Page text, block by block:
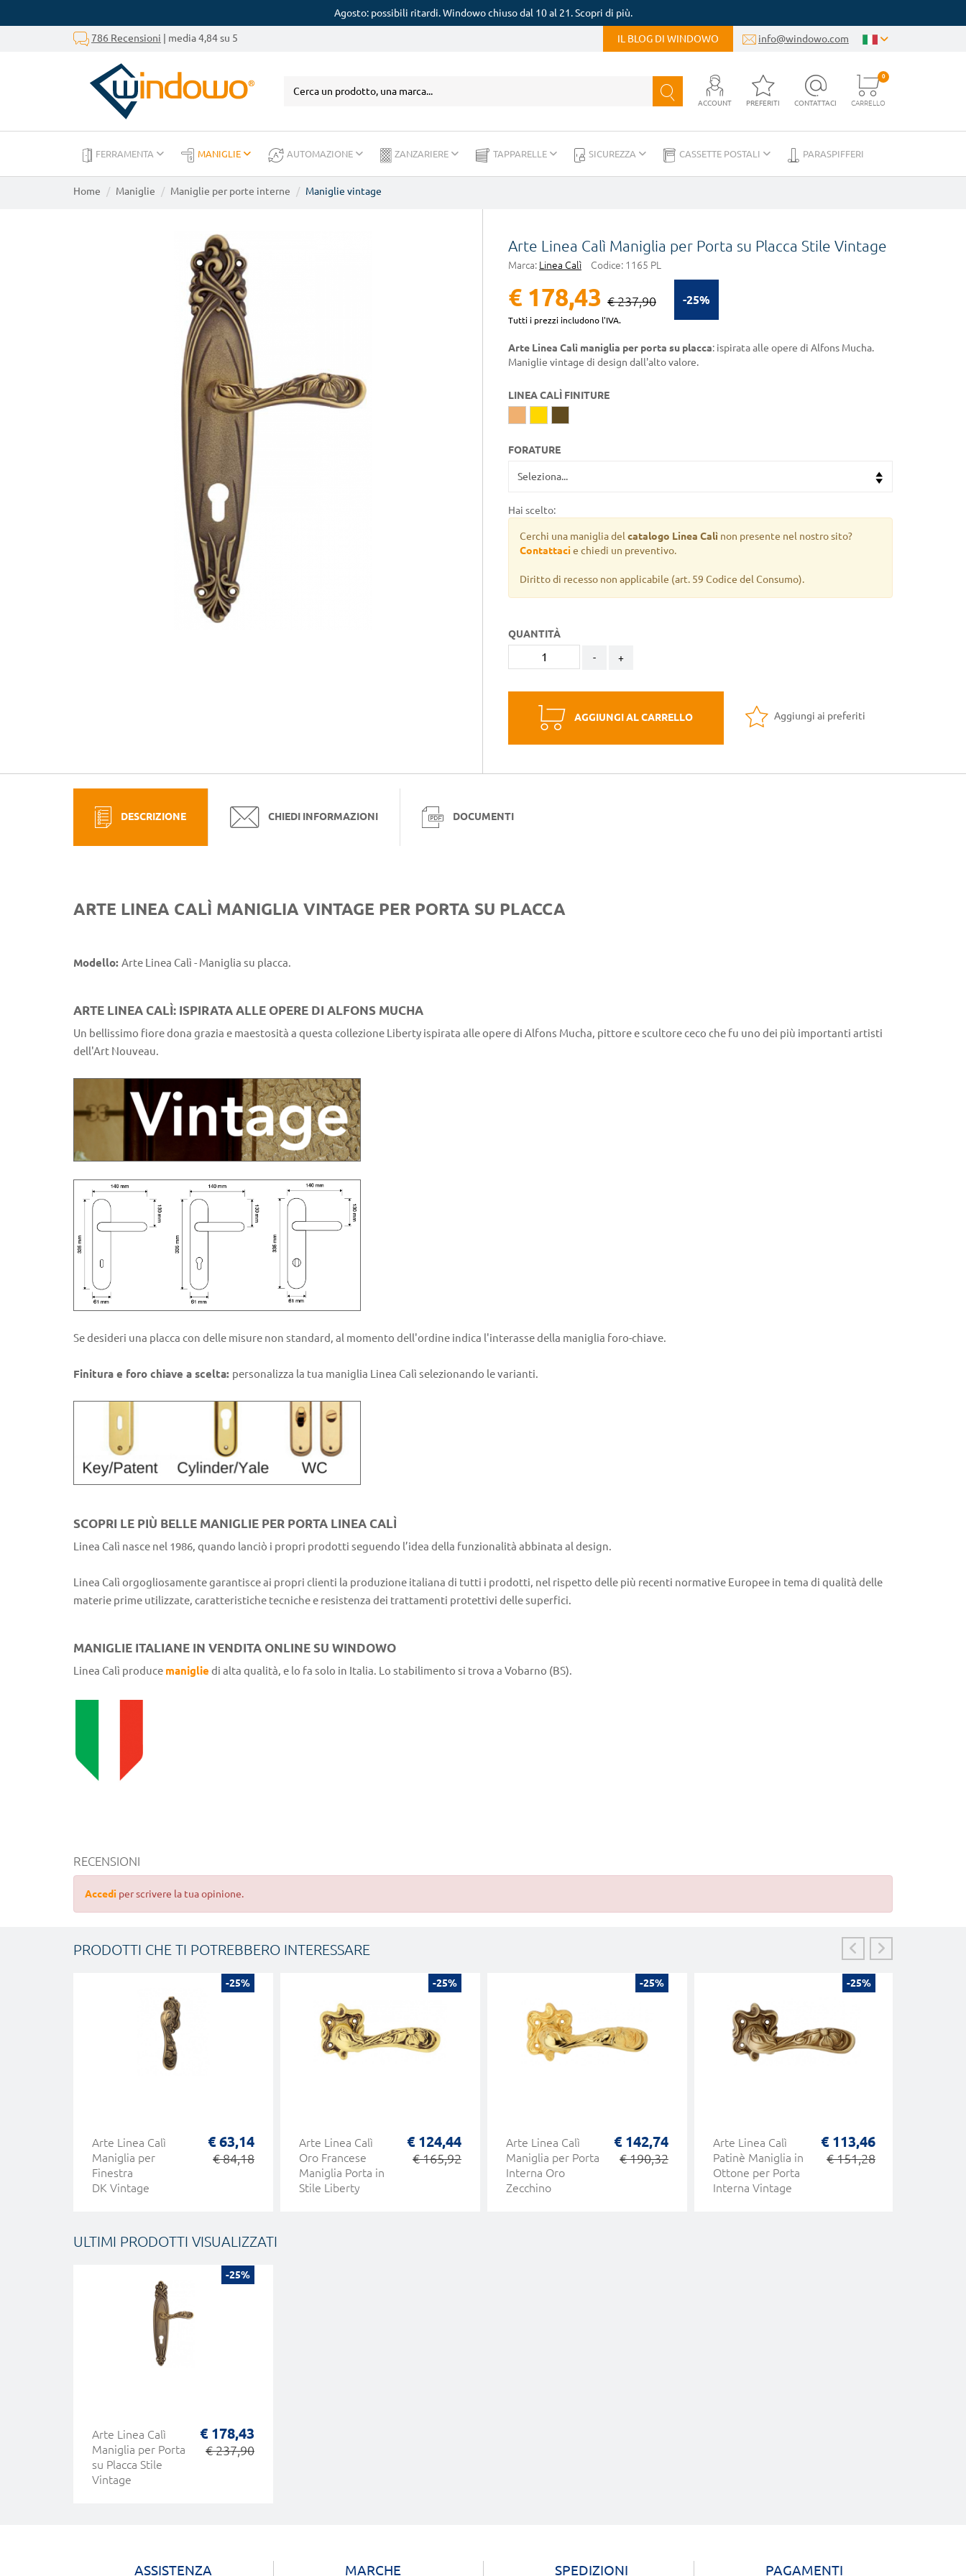
Agosto: possibili ritardi. Windowo chiuso dal 10 al 21. Scopri di più.
786 Recensioni | media 4,84 su 5 IL BLOG DI WINDOWO info@windowo.com
ACCOUNT PREFERITI CONTATTACI CARRELLO
0
FERRAMENTA MANIGLIE AUTOMAZIONE ZANZARIERE TAPPARELLE SICUREZZA CASSETTE POSTALI PARASPIFFERI
Home Maniglie Maniglie per porte interne Maniglie vintage
Arte Linea Calì Maniglia per Porta su Placca Stile Vintage
Marca: Linea Calì Codice: 1165 PL
-25%
€ 178,43 € 237,90
Tutti i prezzi includono l'IVA.
Arte Linea Calì maniglia per porta su placca: ispirata alle opere di Alfons Mucha.
Maniglie vintage di design dall'alto valore.
LINEA CALÌ FINITURE
FORATURE
Hai scelto:
Cerchi una maniglia del catalogo Linea Calì non presente nel nostro sito?
Contattacie chiedi un preventivo.
Diritto di recesso non applicabile (art. 59 Codice del Consumo).
QUANTITÀ
- +
AGGIUNGI AL CARRELLO Aggiungi ai preferiti
DESCRIZIONE CHIEDI INFORMAZIONI DOCUMENTI
ARTE LINEA CALÌ MANIGLIA VINTAGE PER PORTA SU PLACCA
Modello: Arte Linea Calì - Maniglia su placca.
ARTE LINEA CALÌ: ISPIRATA ALLE OPERE DI ALFONS MUCHA
Un bellissimo fiore dona grazia e maestosità a questa collezione Liberty ispirata alle opere di Alfons Mucha, pittore e scultore ceco che fu uno dei più importanti artisti
dell'Art Nouveau.
Se desideri una placca con delle misure non standard, al momento dell'ordine indica l'interasse della maniglia foro-chiave.
Finitura e foro chiave a scelta: personalizza la tua maniglia Linea Calì selezionando le varianti.
SCOPRI LE PIÙ BELLE MANIGLIE PER PORTA LINEA CALÌ
Linea Calì nasce nel 1986, quando lanciò i propri prodotti seguendo l’idea della funzionalità abbinata al design.
Linea Calì orgogliosamente garantisce ai propri clienti la produzione italiana di tutti i prodotti, nel rispetto delle più recenti normative Europee in tema di qualità delle
materie prime utilizzate, caratteristiche tecniche e resistenza dei trattamenti protettivi delle superfici.
MANIGLIE ITALIANE IN VENDITA ONLINE SU WINDOWO
Linea Calì produce maniglie di alta qualità, e lo fa solo in Italia. Lo stabilimento si trova a Vobarno (BS).
RECENSIONI
Accedi per scrivere la tua opinione.
PRODOTTI CHE TI POTREBBERO INTERESSARE
-25%
Arte Linea Calì
Maniglia per
Finestra
DK Vintage
€ 63,14
€ 84,18
-25%
Arte Linea Calì
Oro Francese
Maniglia Porta in
Stile Liberty
€ 124,44
€ 165,92
-25%
Arte Linea Calì
Maniglia per Porta
Interna Oro
Zecchino
€ 142,74
€ 190,32
-25%
Arte Linea Calì
Patinè Maniglia in
Ottone per Porta
Interna Vintage
€ 113,46
€ 151,28
ULTIMI PRODOTTI VISUALIZZATI
-25%
Arte Linea Calì
Maniglia per Porta
su Placca Stile
Vintage
€ 178,43
€ 237,90
ASSISTENZA MARCHE SPEDIZIONI PAGAMENTI